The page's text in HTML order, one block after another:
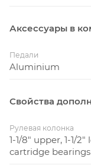
Аксессуары в
Педали
Aluminium
Свойства
Рулевая колонка
1-1/8" upper, 1-1/
cartridge bearings